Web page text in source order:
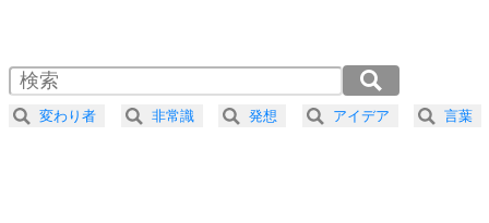
4 器の大きい人は、怒りを優しさで表現する。
2.0倍速 （313KB 1分20秒）
2.5倍速 （251KB 1分4秒）
3.0倍速 （209KB 53秒）
変わり者 非常識 発想 アイデア 言葉